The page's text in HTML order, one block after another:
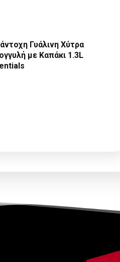
Γυάλινη Χύτρα
με Καπάκι 1.3L